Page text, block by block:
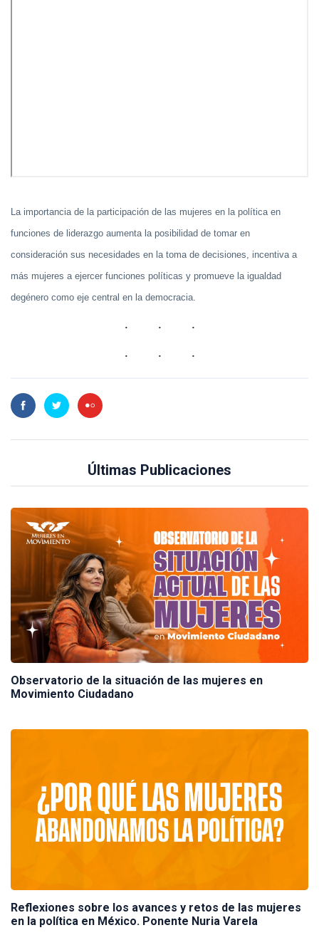
La importancia de la participación de las mujeres en la política en
funciones de liderazgo aumenta la posibilidad de tomar en
consideración sus necesidades en la toma de decisiones, incentiva a
más mujeres a ejercer funciones políticas y promueve la igualdad
degénero como eje central en la democracia.
Últimas Publicaciones
Observatorio de la situación de las mujeres en
Movimiento Ciudadano
Reflexiones sobre los avances y retos de las mujeres
en la política en México. Ponente Nuria Varela